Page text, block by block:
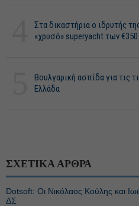
Στα δικαστήρια ο ιδρυτής
«χρυσό» superyacht των €350
Βουλγαρική ασπίδα για τις
Ελλάδα
ΣΧΕΤΙΚΑ ΑΡΘΡΑ
Dotsoft: Οι Νικόλαος Κούλης και
ΔΣ